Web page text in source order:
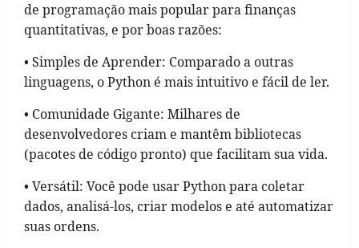
de programação mais popular para finanças
quantitativas, e por boas razões:
• Simples de Aprender: Comparado a outras
linguagens, o Python é mais intuitivo e fácil de ler.
• Comunidade Gigante: Milhares de
desenvolvedores criam e mantêm bibliotecas
(pacotes de código pronto) que facilitam sua vida.
• Versátil: Você pode usar Python para coletar
dados, analisá-los, criar modelos e até automatizar
suas ordens.